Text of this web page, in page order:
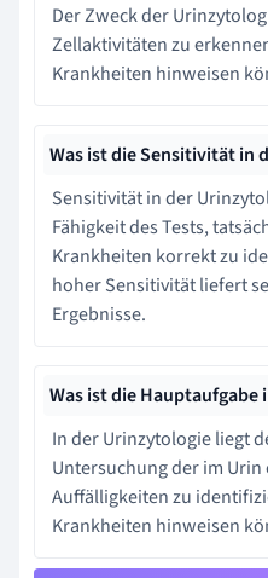
Der Zweck der
Zellaktivitäten zu
Krankheiten hinweisen
Was ist die Sensitivität in
Sensitivität in der
Fähigkeit des Tests,
Krankheiten korrekt zu
hoher Sensitivität liefert
Ergebnisse.
Was ist die
In der Urinzytologie liegt
Untersuchung der im
Auffälligkeiten zu
Krankheiten hinweisen